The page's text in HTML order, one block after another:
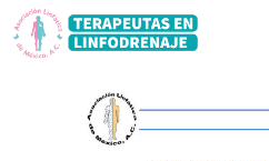
Publicado por admin